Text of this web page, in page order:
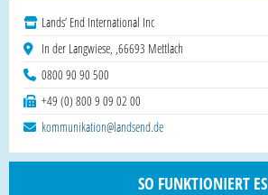
Lands’ End International Inc
In der Langwiese, ,66693 Mettlach
0800 90 90 500
+49 (0) 800 9 09 02 00
kommunikation@landsend.de
SO FUNKTIONIERT ES